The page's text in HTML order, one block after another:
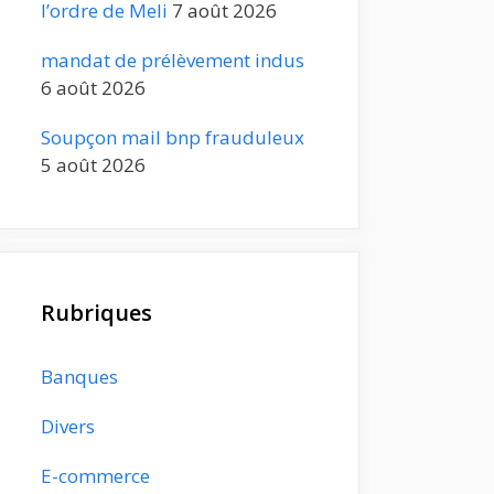
l’ordre de Meli 7 août 2026
mandat de prélèvement indus
6 août 2026
Soupçon mail bnp frauduleux
5 août 2026
Rubriques
Banques
Divers
E-commerce